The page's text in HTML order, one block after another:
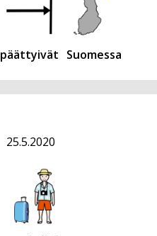
päättyivät Suomessa
25.5.2020